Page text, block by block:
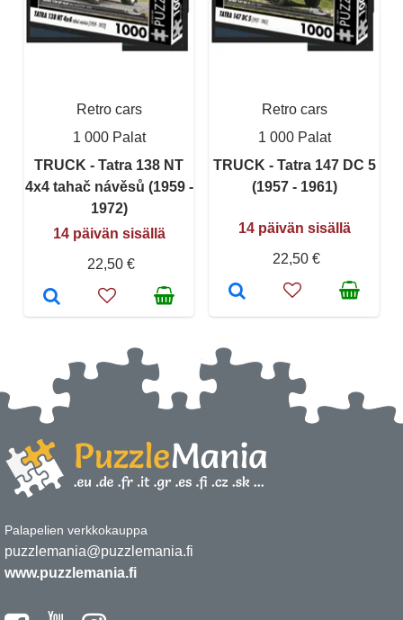
Retro cars
1 000 Palat
TRUCK - Tatra 138 NT
4x4 tahač návěsů (1959 -
1972)
14 päivän sisällä
22,50 €
Retro cars
1 000 Palat
TRUCK - Tatra 147 DC 5
(1957 - 1961)
14 päivän sisällä
22,50 €
Palapelien verkkokauppa
puzzlemania@puzzlemania.fi
www.puzzlemania.fi